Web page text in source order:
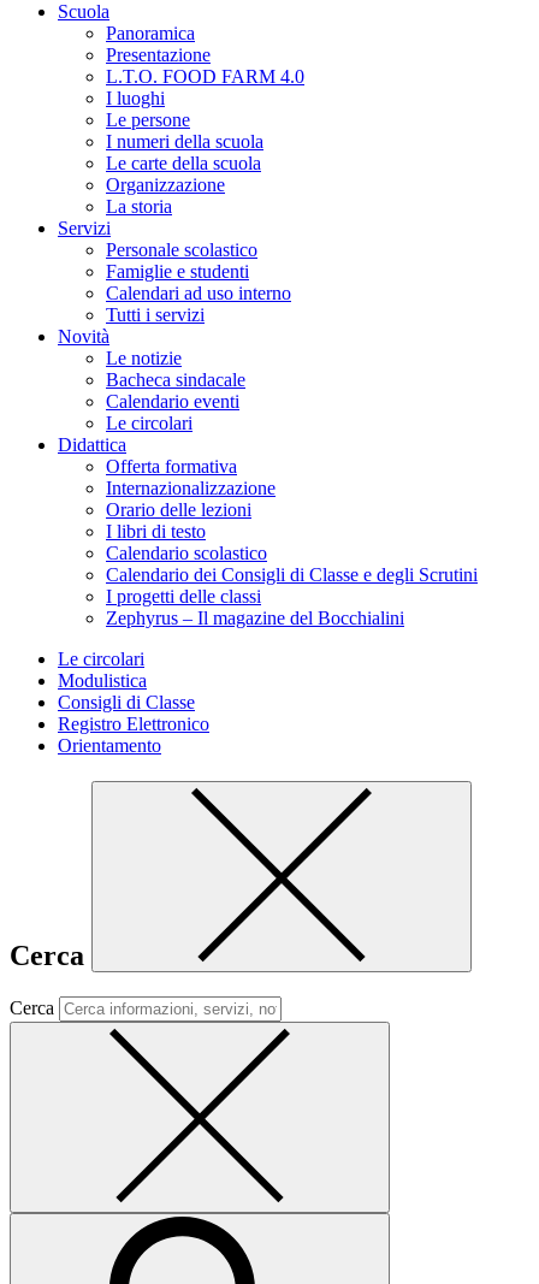
Scuola
Panoramica
Presentazione
L.T.O. FOOD FARM 4.0
I luoghi
Le persone
I numeri della scuola
Le carte della scuola
Organizzazione
La storia
Servizi
Personale scolastico
Famiglie e studenti
Calendari ad uso interno
Tutti i servizi
Novità
Le notizie
Bacheca sindacale
Calendario eventi
Le circolari
Didattica
Offerta formativa
Internazionalizzazione
Orario delle lezioni
I libri di testo
Calendario scolastico
Calendario dei Consigli di Classe e degli Scrutini
I progetti delle classi
Zephyrus – Il magazine del Bocchialini
Le circolari
Modulistica
Consigli di Classe
Registro Elettronico
Orientamento
Cerca
Cerca